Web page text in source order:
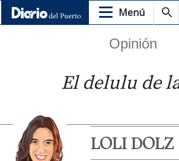
Menú
Opinión
El delulu de
LOLI DOLZ